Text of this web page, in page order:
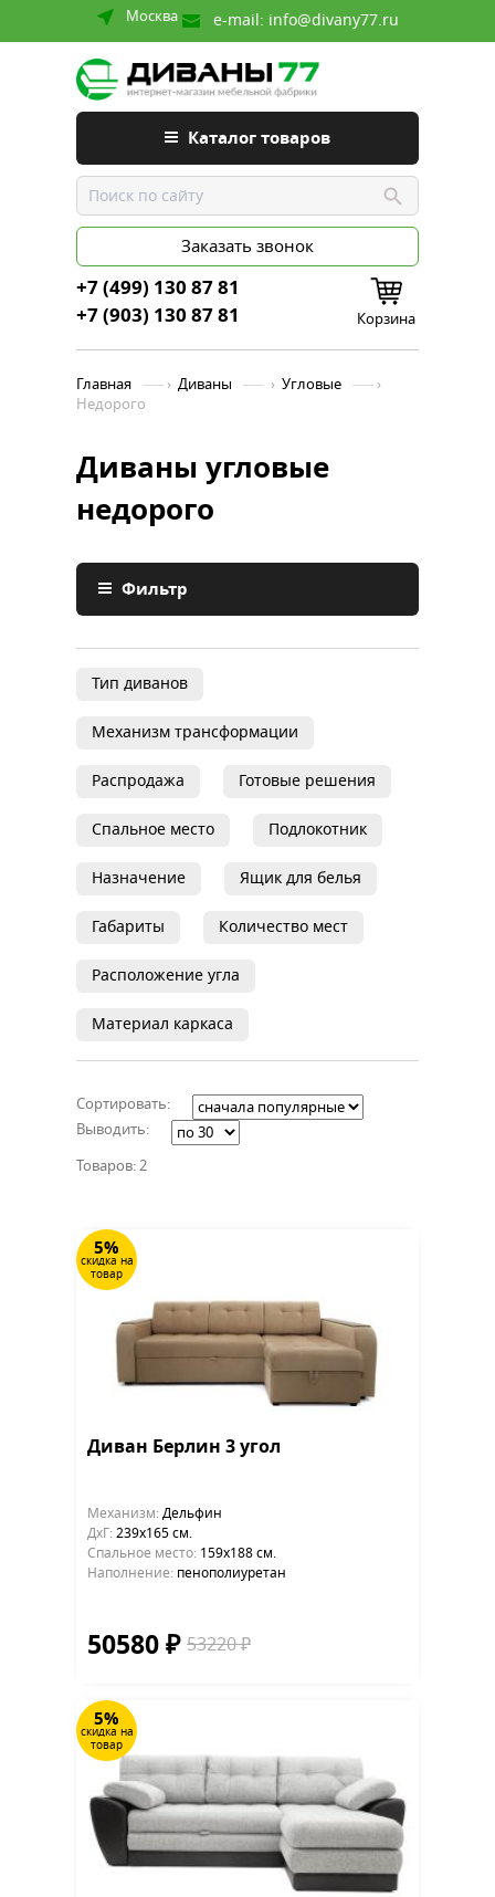
Москва e-mail: info@divany77.ru
Каталог товаров
Заказать звонок
+7 (499) 130 87 81
+7 (903) 130 87 81
Корзина
Главная › Диваны › Угловые
›
Недорого
Диваны угловые
недорого
Фильтр
Тип диванов
Механизм трансформации
Распродажа Готовые решения
Спальное место Подлокотник
Назначение Ящик для белья
Габариты Количество мест
Расположение угла
Материал каркаса
Сортировать:
Выводить:
Товаров: 2
5%
скидка на
товар
Диван Берлин 3 угол
Механизм: Дельфин
ДхГ: 239х165 см.
Cпальное место: 159х188 см.
Наполнение: пенополиуретан
50580 ₽ 53220 ₽
5%
скидка на
товар